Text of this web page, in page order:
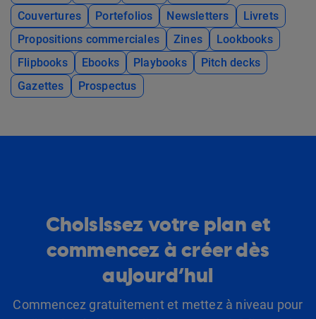
Couvertures
Portefolios Newsletters
Livrets
Propositions commerciales
Zines
Lookbooks
Flipbooks
Ebooks Playbooks
Pitch decks
Gazettes
Prospectus
Choisissez votre plan et
commencez à créer dès
aujourd’hui
Commencez gratuitement et mettez à niveau pour